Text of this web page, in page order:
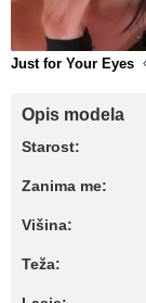
Just for Your Eyes
Opis modela
Starost:
Zanima me:
Višina:
Teža: